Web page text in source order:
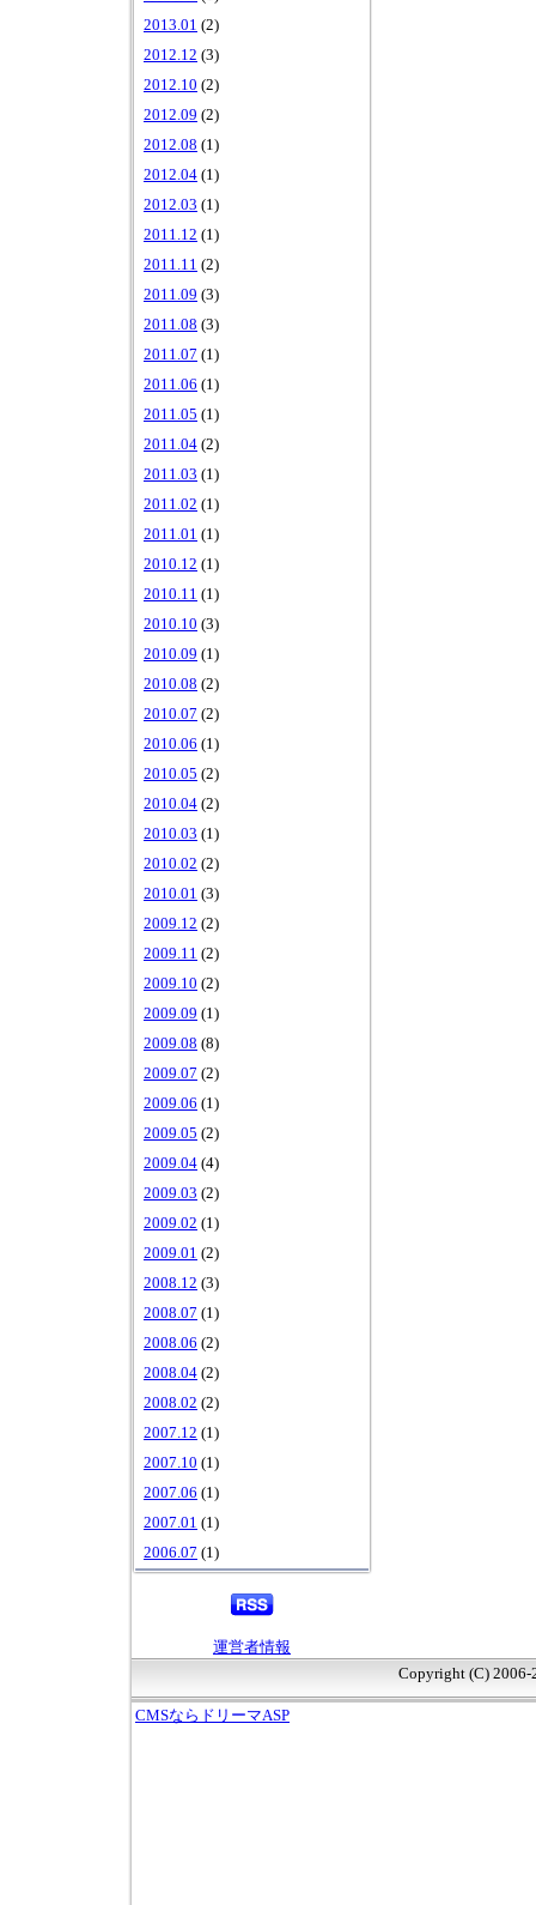
2013.01 (2)
2012.12 (3)
2012.10 (2)
2012.09 (2)
2012.08 (1)
2012.04 (1)
2012.03 (1)
2011.12 (1)
2011.11 (2)
2011.09 (3)
2011.08 (3)
2011.07 (1)
2011.06 (1)
2011.05 (1)
2011.04 (2)
2011.03 (1)
2011.02 (1)
2011.01 (1)
2010.12 (1)
2010.11 (1)
2010.10 (3)
2010.09 (1)
2010.08 (2)
2010.07 (2)
2010.06 (1)
2010.05 (2)
2010.04 (2)
2010.03 (1)
2010.02 (2)
2010.01 (3)
2009.12 (2)
2009.11 (2)
2009.10 (2)
2009.09 (1)
2009.08 (8)
2009.07 (2)
2009.06 (1)
2009.05 (2)
2009.04 (4)
2009.03 (2)
2009.02 (1)
2009.01 (2)
2008.12 (3)
2008.07 (1)
2008.06 (2)
2008.04 (2)
2008.02 (2)
2007.12 (1)
2007.10 (1)
2007.06 (1)
2007.01 (1)
2006.07 (1)
運営者情報
Copyright (C) 2006-
CMSならドリーマASP